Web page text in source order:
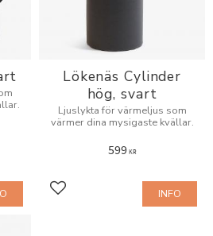
Lökenäs Cylinder
hög, svart
Ljuslykta för värmeljus som
värmer dina mysigaste kvällar.
599KR
Lägg till i favoriter INFO